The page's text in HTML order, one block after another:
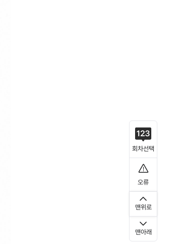
회차선택
오류
맨위로
맨아래